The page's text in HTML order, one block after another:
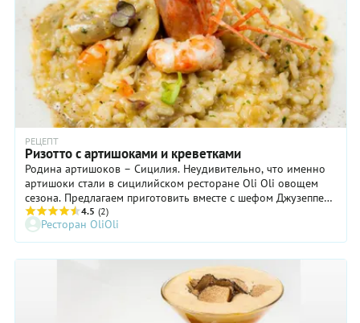
РЕЦЕПТ
Ризотто с артишоками и креветками
Родина артишоков – Сицилия. Неудивительно, что именно
артишоки стали в сицилийском ресторане Oli Oli овощем
сезона. Предлагаем приготовить вместе с шефом Джузеппе
Дави любимое итальянцами густое и нежное ризотто с
артишоками и креветками.
4.5 (2)
Ресторан OliOli